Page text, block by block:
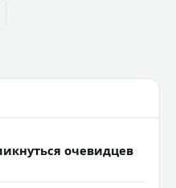
- 6 месяцев, самочке —
очевидцев